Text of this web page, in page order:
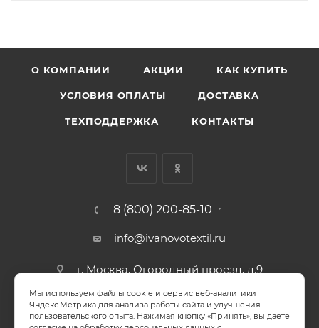
О КОМПАНИИ АКЦИИ КАК КУПИТЬ
УСЛОВИЯ ОПЛАТЫ ДОСТАВКА
ТЕХПОДДЕРЖКА КОНТАКТЫ
8 (800) 200-85-10
info@ivanovotextil.ru
г. Москва, Огородный проезд, д.9
СОГЛАСИЕ НА ОБРАБОТКУ ПЕРСОНАЛЬНЫХ ДАННЫХ
Мы используем файлы cookie и сервис веб-аналитики
Яндекс.Метрика для анализа работы сайта и улучшения
пользовательского опыта. Нажимая кнопку «Принять», вы даете